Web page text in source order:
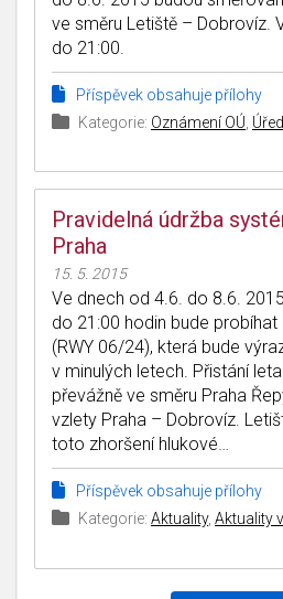
ve směru Letiště – Dobrovíz.
do 21:00.
Příspěvek obsahuje přílohy
Kategorie: Oznámení OÚ
Pravidelná údržba
Praha
15. 5. 2015
Ve dnech od 4.6. do 8.6.
do 21:00 hodin bude
(RWY 06/24), která bude
v minulých letech. Přistání
převážně ve směru Praha
vzlety Praha – Dobrovíz.
toto zhoršení hlukové…
Příspěvek obsahuje přílohy
Kategorie: Aktuality, Aktuality